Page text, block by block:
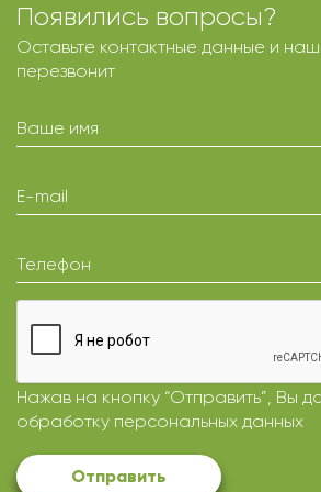
Появились вопросы?
Оставьте контактные данные и
перезвонит
Ваше имя
E-mail
Телефон
Нажав на кнопку “Отправить”, Вы
обработку персональных данных
Отправить